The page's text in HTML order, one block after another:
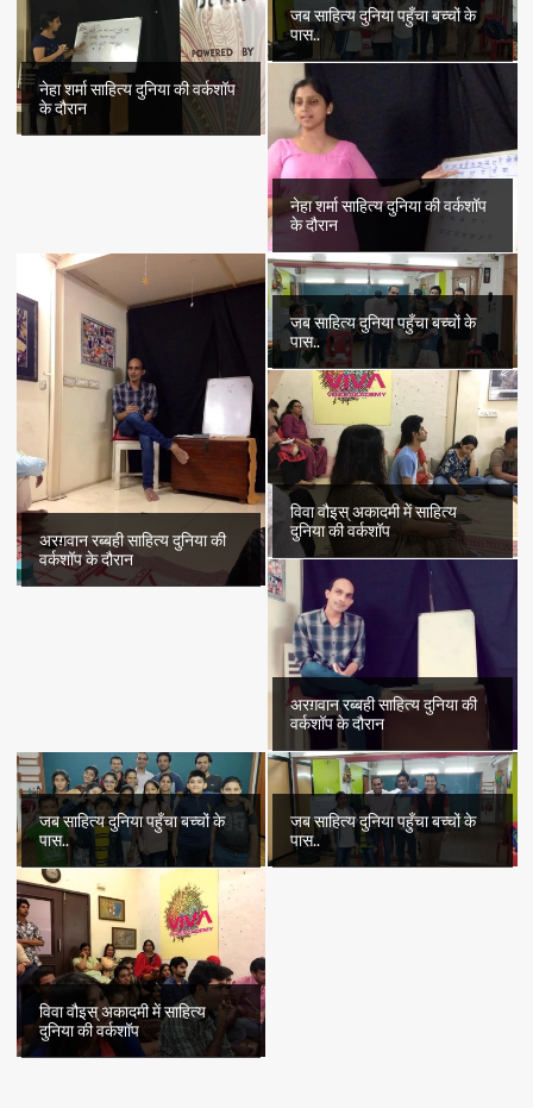
नेहा शर्मा साहित्य दुनिया की वर्कशॉप
के दौरान
जब साहित्य दुनिया पहुँचा बच्चों के
पास..
नेहा शर्मा साहित्य दुनिया की वर्कशॉप
के दौरान
अरग़वान रब्बही साहित्य दुनिया की
वर्कशॉप के दौरान
जब साहित्य दुनिया पहुँचा बच्चों के
पास..
विवा वौइस् अकादमी में साहित्य
दुनिया की वर्कशॉप
अरग़वान रब्बही साहित्य दुनिया की
वर्कशॉप के दौरान
जब साहित्य दुनिया पहुँचा बच्चों के
पास..
जब साहित्य दुनिया पहुँचा बच्चों के
पास..
विवा वौइस् अकादमी में साहित्य
दुनिया की वर्कशॉप